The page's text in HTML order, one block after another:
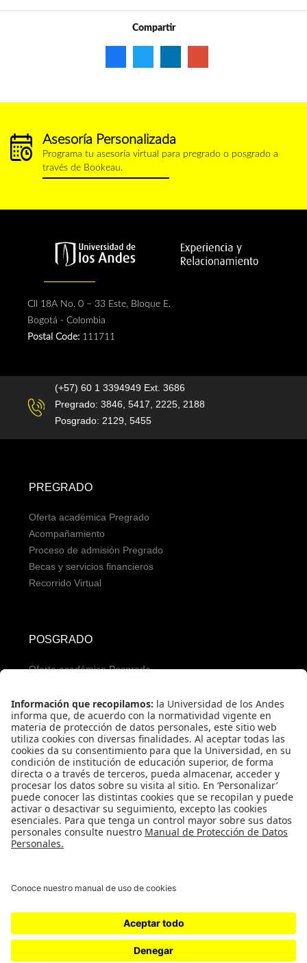
Compartir
calendario.png
Asesoría Personalizada
Programa tu asesoría virtual para pregrado o posgrado a
través de Bookeau.
Cll 18A No. 0 – 33 Este, Bloque E.
Bogotá - Colombia
Postal Code: 111711
(+57) 60 1 3394949 Ext. 3686
Pregrado: 3846, 5417, 2225, 2188
Posgrado: 2129, 5455
PREGRADO
Oferta académica Pregrado
Acompañamiento
Proceso de admisión Pregrado
Becas y servicios financieros
Recorrido Virtual
POSGRADO
Oferta académica Posgrado
Proceso de admisión Posgrado
Servicios financieros
REDES SOCIALES PREGRADO
Reconocimiento como Universidad: Decreto 1297 del 30 de mayo de 1964.
Reconocimiento personería jurídica: Resolución 28 del 23 de febrero de 1949